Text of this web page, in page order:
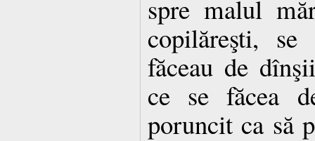
spre malul
copilăreşti,
făceau de
ce se făcea
poruncit ca să